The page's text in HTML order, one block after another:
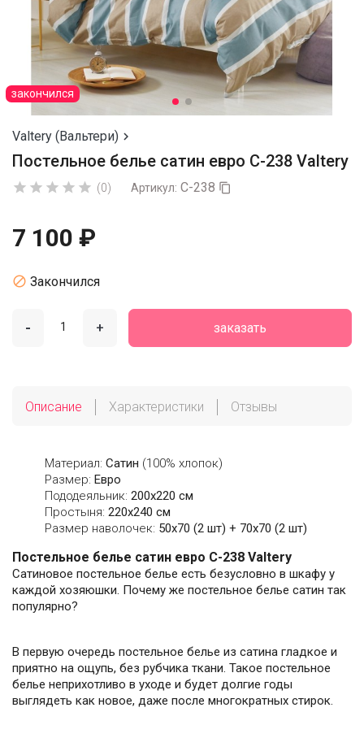
закончился
Valtery (Вальтери) 
Постельное белье сатин евро С-238 Valtery
     (0) Артикул: С-238 
7 100 ₽
 Закончился
- + заказать
Описание Характеристики Отзывы
Материал: Сатин (100% хлопок)
Размер: Евро
Пододеяльник: 200х220 см
Простыня: 220х240 см
Размер наволочек: 50x70 (2 шт) + 70x70 (2 шт)
Постельное белье сатин евро С-238 Valtery
Сатиновое постельное белье есть безусловно в шкафу у
каждой хозяюшки. Почему же постельное белье сатин так
популярно?
В первую очередь постельное белье из сатина гладкое и
приятно на ощупь, без рубчика ткани. Такое постельное
белье неприхотливо в уходе и будет долгие годы
выглядеть как новое, даже после многократных стирок.